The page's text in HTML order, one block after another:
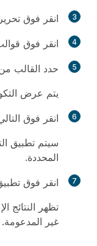
3 انقر فوق تحرير
4 انقر فوق
5
حدد القالب
يتم عرض
6 انقر فوق
سيتم تطبيق
المحددة.
7 انقر فوق
تظهر النتائج
غير المدعومة.